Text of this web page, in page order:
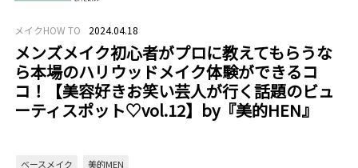
メイクHOW TO 2024.04.18
メンズメイク初心者がプロに教えてもらうな
ら本場のハリウッドメイク体験ができるコ
コ！【美容好きお笑い芸人が行く話題のビュ
ーティスポット♡vol.12】by『美的HEN』
ベースメイク
美的MEN